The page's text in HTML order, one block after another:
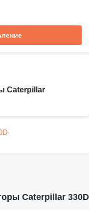
Caterpillar
Caterpillar 330D